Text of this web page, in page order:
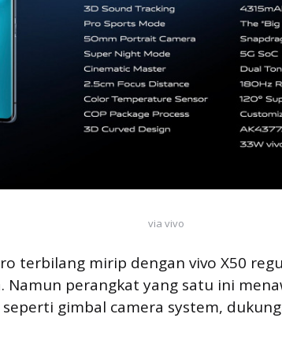
via vivo
terbilang mirip dengan vivo X50
Namun perangkat yang satu ini
gimbal camera system,